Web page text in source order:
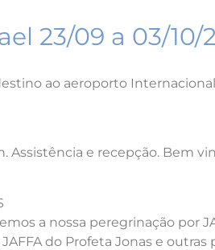
23/09 a 03/10/
ao aeroporto
e recepção. Bem
a nossa peregrinação por
do Profeta Jonas e